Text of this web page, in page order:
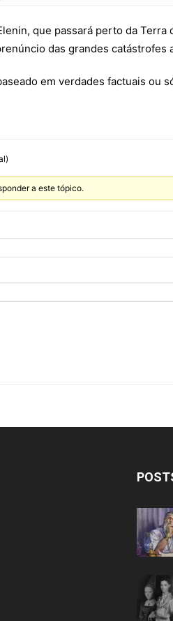
que passará perto da
das grandes catástrofes
em verdades factuais ou
a este tópico.